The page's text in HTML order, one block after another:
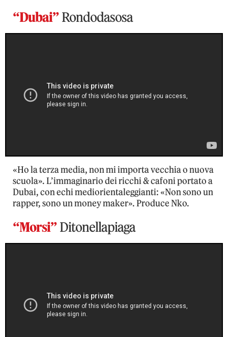
“Dubai”Rondodasosa
«Ho la terza media, non mi importa vecchia o nuova
scuola». L’immaginario dei ricchi & cafoni portato a
Dubai, con echi mediorientaleggianti: «Non sono un
rapper, sono un money maker». Produce Nko.
“Morsi”Ditonellapiaga